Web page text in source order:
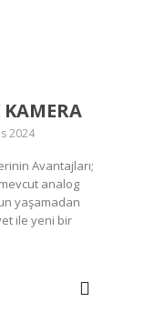
2024
Avantajları;
analog
yaşamadan
ile yeni bir